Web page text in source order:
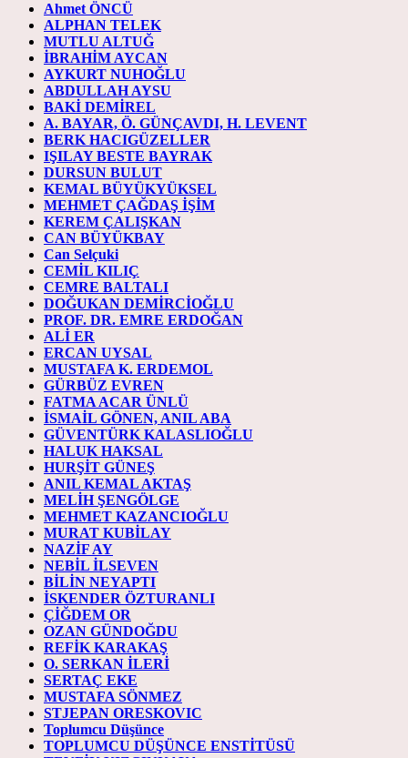
Ahmet ÖNCÜ
ALPHAN TELEK
MUTLU ALTUĞ
İBRAHİM AYCAN
AYKURT NUHOĞLU
ABDULLAH AYSU
BAKİ DEMİREL
A. BAYAR, Ö. GÜNÇAVDI, H. LEVENT
BERK HACIGÜZELLER
IŞILAY BESTE BAYRAK
DURSUN BULUT
KEMAL BÜYÜKYÜKSEL
MEHMET ÇAĞDAŞ İŞİM
KEREM ÇALIŞKAN
CAN BÜYÜKBAY
Can Selçuki
CEMİL KILIÇ
CEMRE BALTALI
DOĞUKAN DEMİRCİOĞLU
PROF. DR. EMRE ERDOĞAN
ALİ ER
ERCAN UYSAL
MUSTAFA K. ERDEMOL
GÜRBÜZ EVREN
FATMA ACAR ÜNLÜ
İSMAİL GÖNEN, ANIL ABA
GÜVENTÜRK KALASLIOĞLU
HALUK HAKSAL
HURŞİT GÜNEŞ
ANIL KEMAL AKTAŞ
MELİH ŞENGÖLGE
MEHMET KAZANCIOĞLU
MURAT KUBİLAY
NAZİF AY
NEBİL İLSEVEN
BİLİN NEYAPTI
İSKENDER ÖZTURANLI
ÇİĞDEM OR
OZAN GÜNDOĞDU
REFİK KARAKAŞ
O. SERKAN İLERİ
SERTAÇ EKE
MUSTAFA SÖNMEZ
STJEPAN ORESKOVIC
Toplumcu Düşünce
TOPLUMCU DÜŞÜNCE ENSTİTÜSÜ